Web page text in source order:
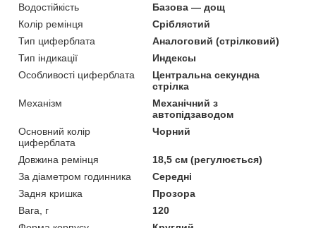
Водостійкість
Базова — дощ
Колір ремінця
Сріблястий
Тип циферблата
Аналоговий (стрілковий)
Тип індикації
Индексы
Особливості циферблата
Центральна секундна
стрілка
Механізм
Механічний з
автопідзаводом
Основний колір
циферблата
Чорний
Довжина ремінця
18,5 см (регулюється)
За діаметром годинника
Середні
Задня кришка
Прозора
Вага, г
120